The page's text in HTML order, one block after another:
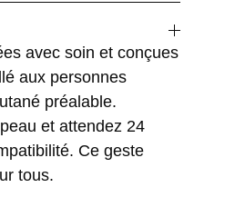
avec soin et conçues
aux personnes
préalable.
et attendez 24
Ce geste
tous.